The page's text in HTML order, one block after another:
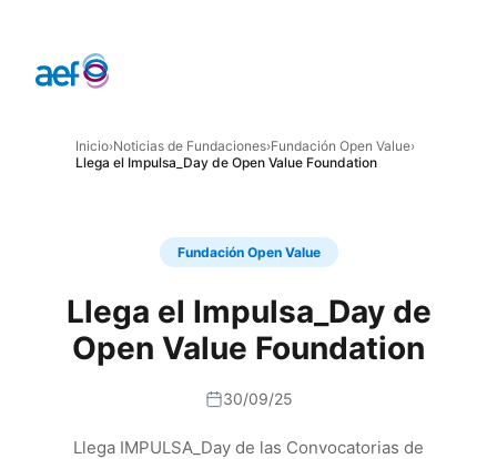
Inicio›Noticias de Fundaciones›Fundación Open Value›
Llega el Impulsa_Day de Open Value Foundation
Fundación Open Value
Llega el Impulsa_Day de
Open Value Foundation
30/09/25
Llega IMPULSA_Day de las Convocatorias de